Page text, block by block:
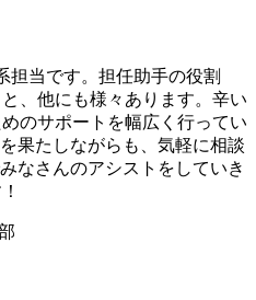
担当です。担任助手の役割
、他にも様々あります。辛い
のサポートを幅広く行ってい
果たしながらも、気軽に相談
なさんのアシストをしていき